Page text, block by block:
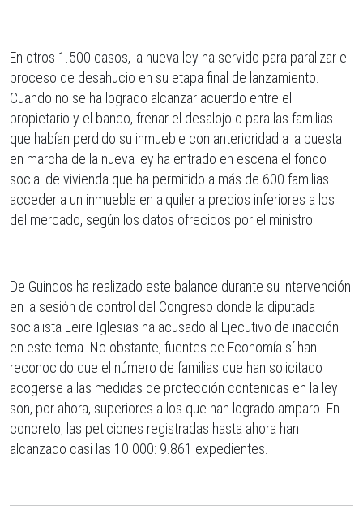
En otros 1.500 casos, la nueva ley ha servido para paralizar el
proceso de desahucio en su etapa final de lanzamiento.
Cuando no se ha logrado alcanzar acuerdo entre el
propietario y el banco, frenar el desalojo o para las familias
que habían perdido su inmueble con anterioridad a la puesta
en marcha de la nueva ley ha entrado en escena el fondo
social de vivienda que ha permitido a más de 600 familias
acceder a un inmueble en alquiler a precios inferiores a los
del mercado, según los datos ofrecidos por el ministro.
De Guindos ha realizado este balance durante su intervención
en la sesión de control del Congreso donde la diputada
socialista Leire Iglesias ha acusado al Ejecutivo de inacción
en este tema. No obstante, fuentes de Economía sí han
reconocido que el número de familias que han solicitado
acogerse a las medidas de protección contenidas en la ley
son, por ahora, superiores a los que han logrado amparo. En
concreto, las peticiones registradas hasta ahora han
alcanzado casi las 10.000: 9.861 expedientes.